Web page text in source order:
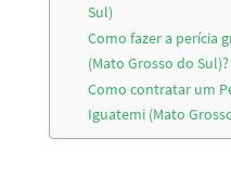
Sul)
Como fazer a perícia
(Mato Grosso do Sul)?
Como contratar um
Iguatemi (Mato